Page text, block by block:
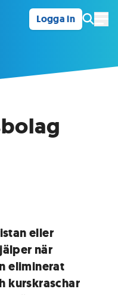
Logga in
eller
när
eliminerat
kurskraschar